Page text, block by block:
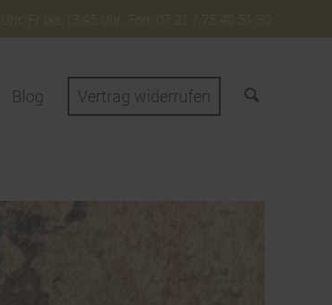
Fr bis 13:45 Uhr. Fon: 07 21 / 75 40 51 30
Blog Vertrag widerrufen